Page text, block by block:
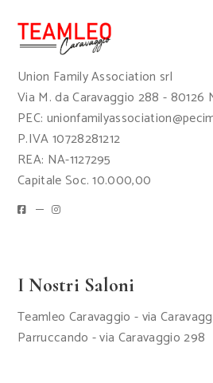
Union Family Association srl
Via M. da Caravaggio 288 - 80126
PEC:
P.IVA 10728281212
REA: NA-1127295
Capitale Soc. 10.000,00
I Nostri Saloni
Teamleo Caravaggio - via
Parruccando - via Caravaggio 298